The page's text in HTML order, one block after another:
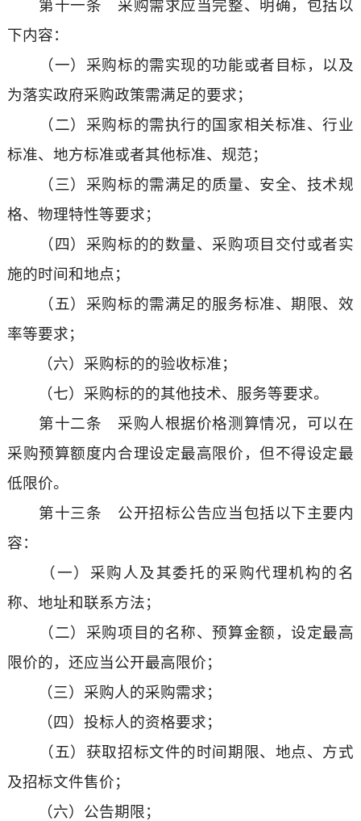
第十一条 采购需求应当完整、明确，包括以
下内容：
（一）采购标的需实现的功能或者目标，以及
为落实政府采购政策需满足的要求；
（二）采购标的需执行的国家相关标准、行业
标准、地方标准或者其他标准、规范；
（三）采购标的需满足的质量、安全、技术规
格、物理特性等要求；
（四）采购标的的数量、采购项目交付或者实
施的时间和地点；
（五）采购标的需满足的服务标准、期限、效
率等要求；
（六）采购标的的验收标准；
（七）采购标的的其他技术、服务等要求。
第十二条 采购人根据价格测算情况，可以在
采购预算额度内合理设定最高限价，但不得设定最
低限价。
第十三条 公开招标公告应当包括以下主要内
容：
（一）采购人及其委托的采购代理机构的名
称、地址和联系方法；
（二）采购项目的名称、预算金额，设定最高
限价的，还应当公开最高限价；
（三）采购人的采购需求；
（四）投标人的资格要求；
（五）获取招标文件的时间期限、地点、方式
及招标文件售价；
（六）公告期限；